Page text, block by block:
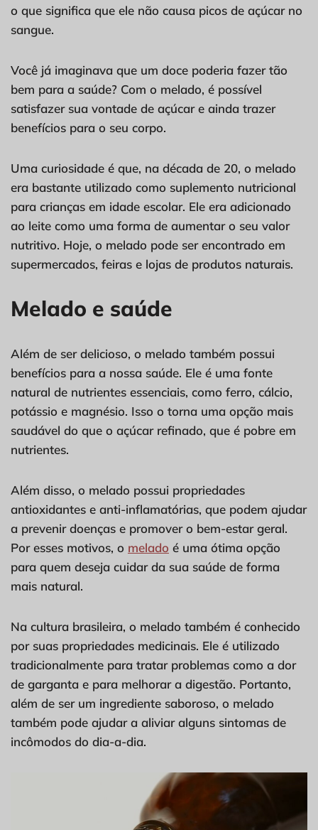
o que significa que ele não causa picos de açúcar no
sangue.
Você já imaginava que um doce poderia fazer tão
bem para a saúde? Com o melado, é possível
satisfazer sua vontade de açúcar e ainda trazer
benefícios para o seu corpo.
Uma curiosidade é que, na década de 20, o melado
era bastante utilizado como suplemento nutricional
para crianças em idade escolar. Ele era adicionado
ao leite como uma forma de aumentar o seu valor
nutritivo. Hoje, o melado pode ser encontrado em
supermercados, feiras e lojas de produtos naturais.
Melado e saúde
Além de ser delicioso, o melado também possui
benefícios para a nossa saúde. Ele é uma fonte
natural de nutrientes essenciais, como ferro, cálcio,
potássio e magnésio. Isso o torna uma opção mais
saudável do que o açúcar refinado, que é pobre em
nutrientes.
Além disso, o melado possui propriedades
antioxidantes e anti-inflamatórias, que podem ajudar
a prevenir doenças e promover o bem-estar geral.
Por esses motivos, o melado é uma ótima opção
para quem deseja cuidar da sua saúde de forma
mais natural.
Na cultura brasileira, o melado também é conhecido
por suas propriedades medicinais. Ele é utilizado
tradicionalmente para tratar problemas como a dor
de garganta e para melhorar a digestão. Portanto,
além de ser um ingrediente saboroso, o melado
também pode ajudar a aliviar alguns sintomas de
incômodos do dia-a-dia.